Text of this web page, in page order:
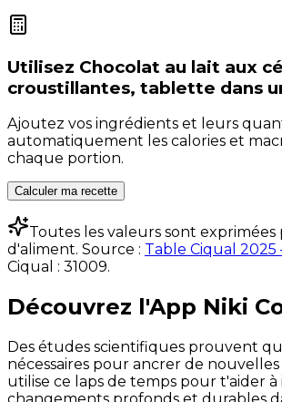
Utilisez Chocolat au lait aux
croustillantes, tablette dans
Ajoutez vos ingrédients et leurs
automatiquement les calories et
chaque portion.
Calculer ma recette
Toutes les valeurs sont exprimées
d'aliment. Source : Table Ciqual 2025
Ciqual : 31009.
Découvrez l'App Niki
Des études scientifiques prouvent
nécessaires pour ancrer de
utilise ce laps de temps pour t'aider